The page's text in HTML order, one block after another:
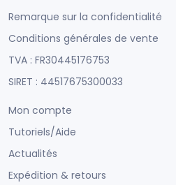
Remarque sur la confidentialité
Conditions générales de vente
TVA : FR30445176753
SIRET : 44517675300033
Mon compte
Tutoriels/Aide
Actualités
Expédition & retours